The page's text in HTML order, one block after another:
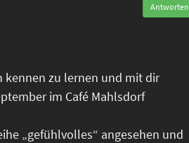
Antworten
kennen zu lernen und mit dir
im Café Mahlsdorf
„gefühlvolles“ angesehen und